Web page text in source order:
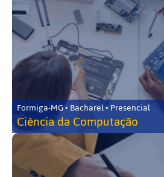
Formiga-MG • Bacharel • Presencial
Ciência da Computação